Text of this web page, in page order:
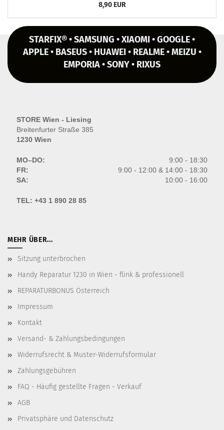
8,90 EUR
STARFIX® • SAMSUNG • XIAOMI • GOOGLE •
APPLE • BASEUS • HUAWEI • REALME • MEIZU •
EMPORIA • SONY • RIXUS
STORE Wien - Liesing
Breitenfurter Straße 385
1230 Wien
MO–DO:
9:00 - 18:30
FR:
9:00 - 12:00 & 14:00 - 18:30
SA:
10:00 - 16:00
TEL: +43 1 890 28 85
MEHR ÜBER...
Sitzung unterbrochen
Handy Reparatur 1230 in Wien - flink & professionell
REPARATURBONUS Österreich
Impressum
Kontakt
Versand- & Zahlungsbedingungen
Widerrufsrecht & Muster-Widerrufsformular
Zahlungsgebühren
FAQ - Häufig gestellte Fragen - Verkauf
AGB
Privatsphäre und Datenschutz